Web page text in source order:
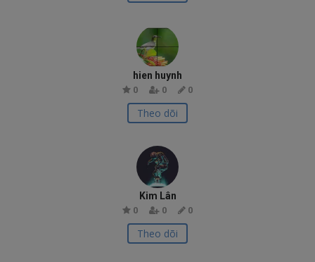
hien huynh
0 0 0
Theo dõi
Kim Lân
0 0 0
Theo dõi